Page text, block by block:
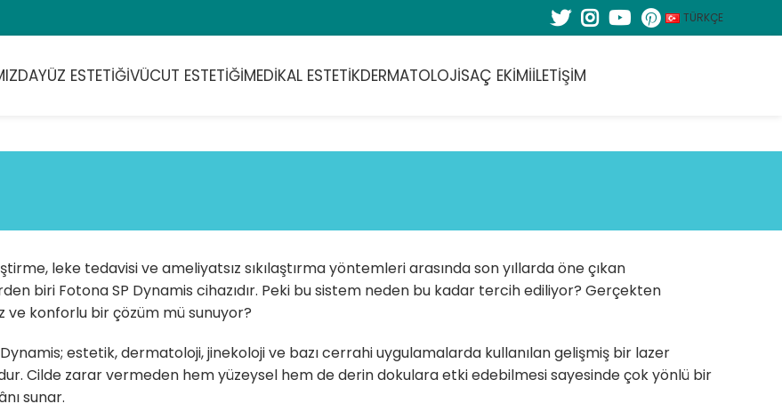
TÜRKÇE
YÜZ ESTETIĞIVÜCUT ESTETIĞIMEDIKAL ESTETIKDERMATOLOJISAÇ EKIMIİLETIŞIM
leke tedavisi ve ameliyatsız sıkılaştırma yöntemleri arasında son yıllarda öne çıkan
biri Fotona SP Dynamis cihazıdır. Peki bu sistem neden bu kadar tercih ediliyor? Gerçekten
ve konforlu bir çözüm mü sunuyor?
estetik, dermatoloji, jinekoloji ve bazı cerrahi uygulamalarda kullanılan gelişmiş bir lazer
Cilde zarar vermeden hem yüzeysel hem de derin dokulara etki edebilmesi sayesinde çok yönlü bir
sunar.